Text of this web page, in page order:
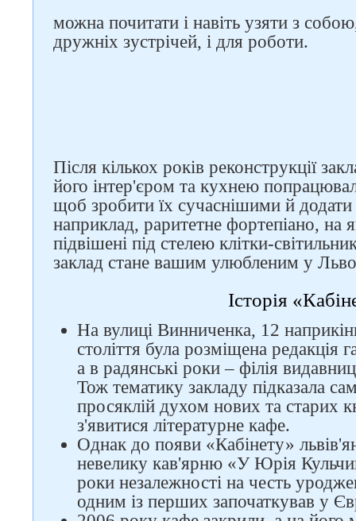
можна почитати і навіть узяти з
дружніх зустрічей, і для роботи.
Після кількох років реконструкції
його інтер'єром та кухнею
щоб зробити їх сучаснішими й додати
наприклад, раритетне фортепіано, на
підвішені під стелею клітки-
заклад стане вашим улюбленим у
Історія
На вулиці Винниченка, 12
століття була розміщена редакція
а в радянські роки – філія
Тож тематику закладу підказала
просяклій духом нових та старих
з'явитися літературне кафе.
Однак до появи «Кабінету»
невелику кав'ярню «У Юрія
роки незалежності на честь
одним із перших започаткував у